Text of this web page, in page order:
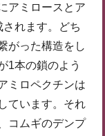
アミロースとア
れます。どち
がった構造をし
1本の鎖のよう
ミロペクチンは
ています。それ
コムギのデンプ